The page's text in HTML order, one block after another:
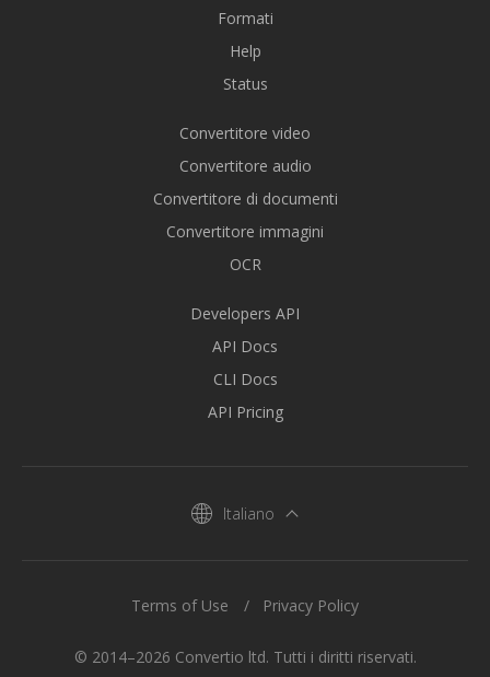
Formati
Help
Status
Convertitore video
Convertitore audio
Convertitore di documenti
Convertitore immagini
OCR
Developers API
API Docs
CLI Docs
API Pricing
Italiano
© 2014–2026 Convertio ltd. Tutti i diritti riservati.
Terms of Use Privacy Policy